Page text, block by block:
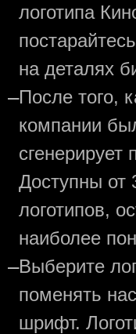
логотипа
на деталях
—После того,
компании
сгенерирует
Доступны от
логотипов,
наиболее
—Выберите
поменять
шрифт.